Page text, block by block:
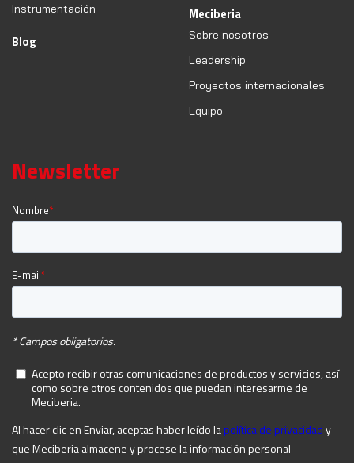
Instrumentación
Blog
Meciberia
Sobre nosotros
Leadership
Proyectos internacionales
Equipo